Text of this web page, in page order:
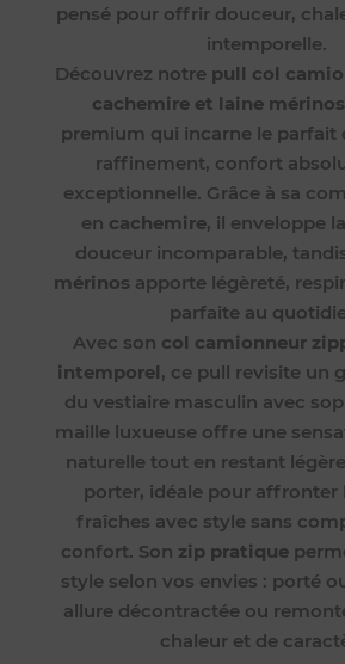
pensé pour offrir douceur,
intemporelle.
Découvrez notre pull col
cachemire et laine mérinos
premium qui incarne le parfait
raffinement, confort
exceptionnelle. Grâce à sa
en cachemire, il enveloppe
douceur incomparable,
mérinos apporte légèreté,
parfaite au
Avec son col camionneur
intemporel, ce pull revisite un
du vestiaire masculin avec
maille luxueuse offre une
naturelle tout en restant
porter, idéale pour affronter
fraîches avec style sans
confort. Son zip pratique
style selon vos envies : porté
allure décontractée ou
chaleur et de